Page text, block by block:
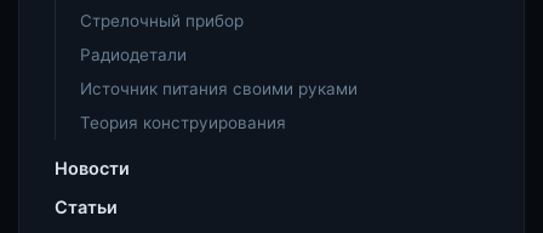
Стрелочный прибор
Радиодетали
Источник питания своими руками
Теория конструирования
Новости
Статьи